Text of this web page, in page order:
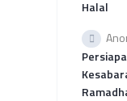
Halal